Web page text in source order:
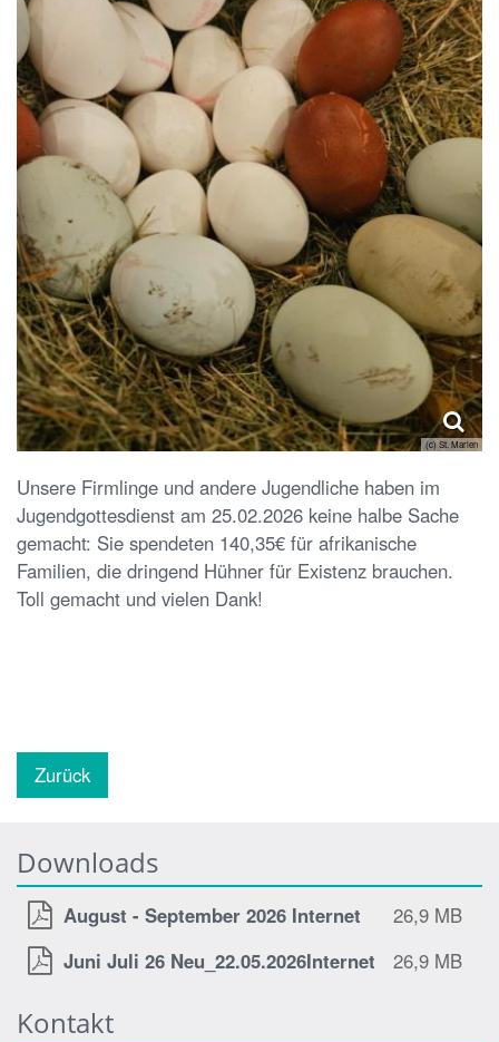
(c) St. Marien
Unsere Firmlinge und andere Jugendliche haben im
Jugendgottesdienst am 25.02.2026 keine halbe Sache
gemacht: Sie spendeten 140,35€ für afrikanische
Familien, die dringend Hühner für Existenz brauchen.
Toll gemacht und vielen Dank!
Zurück
Downloads
August - September 2026 Internet
26,9 MB
Juni Juli 26 Neu_22.05.2026Internet
26,9 MB
Kontakt